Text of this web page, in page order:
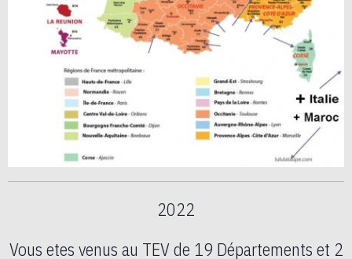
2022
Vous etes venus au TEV de 19 Départements et 2